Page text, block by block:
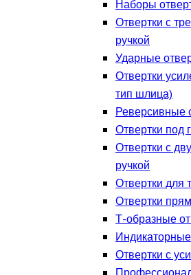
Наборы
Отвертки с
ручкой
Ударные
Отвертки
тип шлица)
Реверсивные
Отвертки под
Отвертки с
ручкой
Отвертки для
Отвертки
Т-образные
Отвертки с